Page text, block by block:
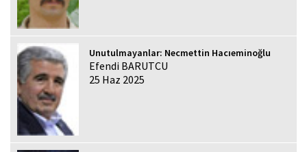
Unutulmayanlar: Necmettin Hacıeminoğlu
Efendi BARUTCU
25 Haz 2025